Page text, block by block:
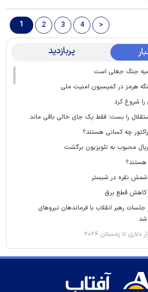
1 2 3 4 >
پربازدید
جنگ جعلی است
هرمز در کمیسیون امنیت ملی
شروع کرد
را بست؛ فقط یک جای خالی باقی ماند
چه کسانی هستند؟
محبوب به تلویزیون برگشت
شمش نقره در شبستر
کاهش قطع برق
رهبر انقلاب با فرماندهان نیرو‌های
شد
نرخ حواله دلار
استقلال شد